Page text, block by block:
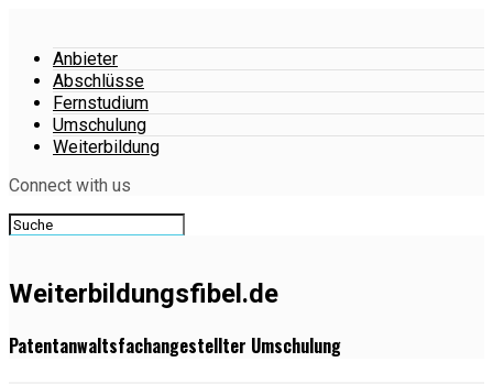
Anbieter
Abschlüsse
Fernstudium
Umschulung
Weiterbildung
Connect with us
Weiterbildungsfibel.de
Patentanwaltsfachangestellter Umschulung